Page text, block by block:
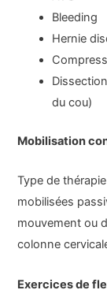
Bleeding
Hernie
du cou)
Mobilisation
Type de
mobilisées
mouvement ou
colonne
Exercices de